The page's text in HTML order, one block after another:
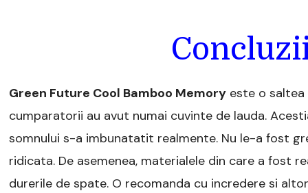
Green Future Cool Bamboo Memory este o
cumparatorii au avut numai cuvinte de lauda.
somnului s-a imbunatatit realmente. Nu le-a fost
ridicata. De asemenea, materialele din care a fost
durerile de spate. O recomanda cu incredere si